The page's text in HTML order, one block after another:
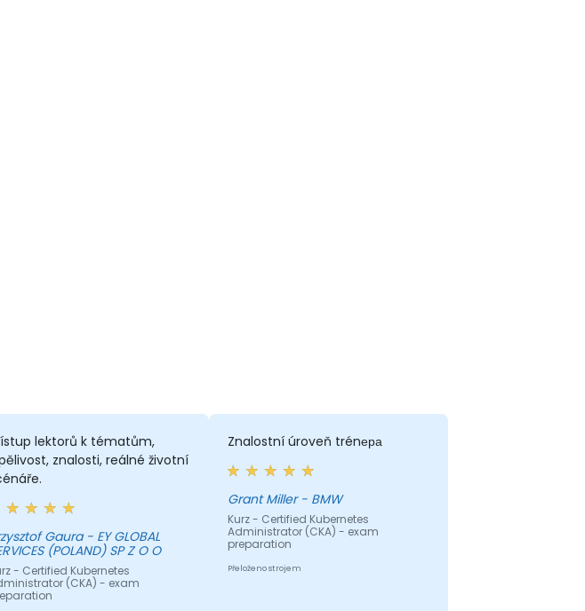
lektorů k tématům,
znalosti, reálné životní
Gaura - EY GLOBAL
(POLAND) SP Z O O
- Certified Kubernetes
(CKA) - exam
Znalostní úroveň trénера
Grant Miller - BMW
Kurz - Certified Kubernetes
Administrator (CKA) - exam
preparation
Přeloženo strojem